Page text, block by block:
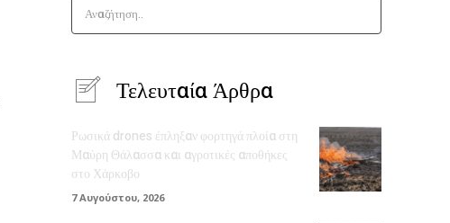
Αναζήτηση..
Τελευταία Άρθρα
Ρωσικά drones έπληξαν φορτηγά πλοία στη
Μαύρη Θάλασσα και αγροτικές αποθήκες
στο Χάρκοβο
7 Αυγούστου, 2026